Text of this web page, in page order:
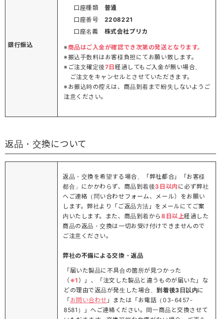
銀行振込
口座種類 普通
口座番号 2208221
口座名義 株式会社プリカ
※商品はご入金が確認でき次第の発送となります。
※振込手数料はお客様負担にてお願い致します。
※ご注文確定後7日経過してもご入金が無い場合、
ご注文をキャンセルとさせていただきます。
※お振込時の控えは、商品到着まで紛失しないようご
注意ください。
返品・交換について
返品・交換を希望する場合、「弊社都合」「お客様
都合」にかかわらず、商品到着後3日以内 に必ず弊社
へご連絡（問い合わせフォーム、メール）をお願い
します。弊社より「ご返品方法」をメールにてご案
内いたします。また、商品到着から 8日以上経過した
商品の返品・交換は一切お受け付けできませんので
ご注意ください。
弊社の不備による交換・返品
「届いた製品に不具合の箇所が見つかった
（ ※1 ）」、「注文した製品と違うものが届いた」な
どの理由で返品が発生した場合、 到着後3日以内に
「お問い合わせ 」または「お電話（03-6457-
8581）」へご連絡ください。同一商品と交換させて